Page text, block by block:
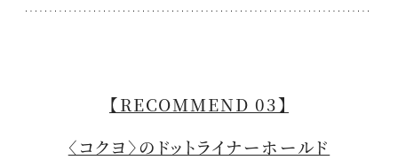
【RECOMMEND 03】
〈コクヨ〉のドットライナーホールド